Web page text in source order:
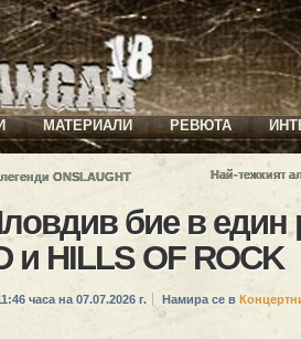
МАТЕРИАЛИ РЕВЮТА
ONSLAUGHT
Най-тежкият
бие в един
и HILLS OF ROCK
часа на 07.07.2026 г. Намира се в